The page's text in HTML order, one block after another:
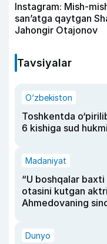
Instagram: Mish-
san’atga qaytgan
Jahongir Otajonov
Tavsiyalar
O‘zbekiston
Toshkentda
6 kishiga sud
Madaniyat
“U boshqalar baxti
otasini kutgan
Ahmedovaning
Dunyo